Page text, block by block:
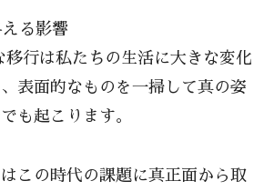
る影響
行は私たちの生活に大きな変化
表面的なものを一掃して真の姿
も起こります。
この時代の課題に真正面から取